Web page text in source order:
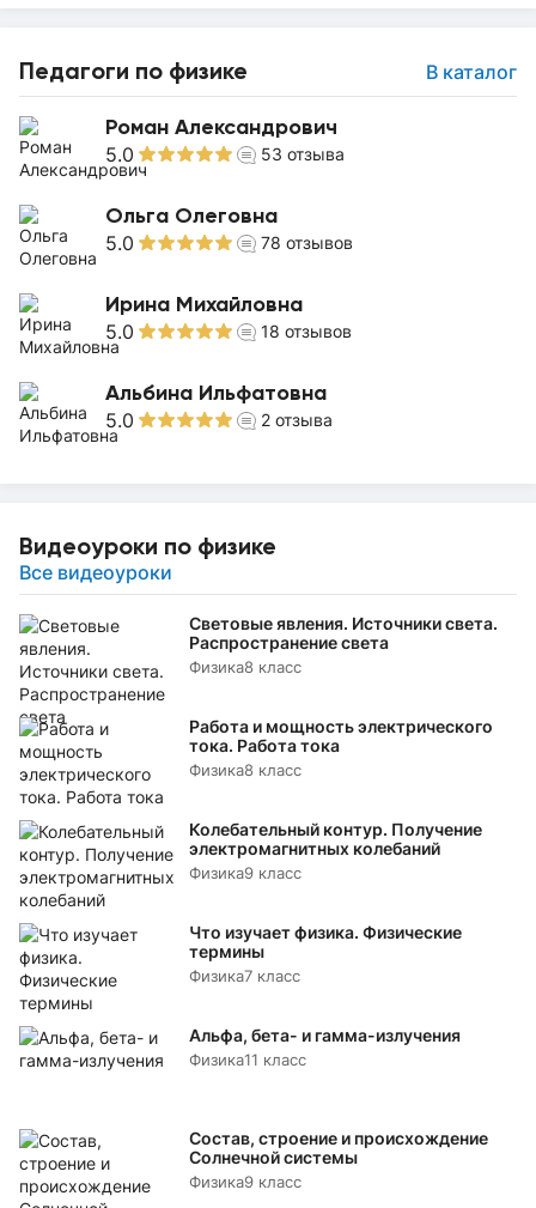
Педагоги по физике В каталог
Роман Александрович
5.0 53 отзыва
Ольга Олеговна
5.0 78 отзывов
Ирина Михайловна
5.0 18 отзывов
Альбина Ильфатовна
5.0 2 отзыва
Видеоуроки по физике
Все видеоуроки
Световые явления. Источники света.
Распространение света
Физика8 класс
Работа и мощность электрического
тока. Работа тока
Физика8 класс
Колебательный контур. Получение
электромагнитных колебаний
Физика9 класс
Что изучает физика. Физические
термины
Физика7 класс
Альфа, бета- и гамма-излучения
Физика11 класс
Состав, строение и происхождение
Солнечной системы
Физика9 класс